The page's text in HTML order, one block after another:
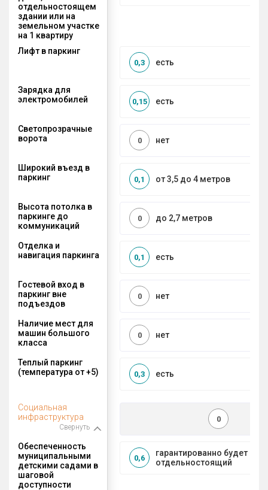
отдельностоящем
здании или на
земельном участке
на 1 квартиру
Лифт в паркинг
есть
0,3
Зарядка для
электромобилей
есть
0,15
Светопрозрачные
ворота
нет
0
Широкий въезд в
паркинг
от 3,5 до 4 метров
0,1
Высота потолка в
паркинге до
коммуникаций
до 2,7 метров
0
Отделка и
навигация паркинга
есть
0,1
Гостевой вход в
паркинг вне
подъездов
нет
0
Наличие мест для
машин большого
класса
нет
0
Теплый паркинг
(температура от +5)
есть
0,3
Социальная
инфраструктура
Свернуть
0
Обеспеченность
муниципальными
детскими садами в
шаговой
доступности
гарантированно будет
отдельностоящий
0,6